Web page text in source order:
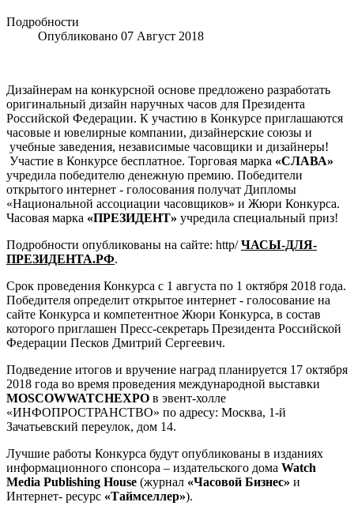
Подробности
Опубликовано 07 Август 2018
Дизайнерам на конкурсной основе предложено разработать
оригинальный дизайн наручных часов для Президента
Российской Федерации. К участию в Конкурсе приглашаются
часовые и ювелирные компании, дизайнерские союзы и
учебные заведения, независимые часовщики и дизайнеры!
Участие в Конкурсе бесплатное. Торговая марка «СЛАВА»
учредила победителю денежную премию. Победители
открытого интернет - голосования получат Дипломы
«Национальной ассоциации часовщиков» и Жюри Конкурса.
Часовая марка «ПРЕЗИДЕНТ» учредила специальный приз!
Подробности опубликованы на сайте: http/ЧАСЫ-ДЛЯ-
ПРЕЗИДЕНТА.РФ.
Срок проведения Конкурса с 1 августа по 1 октября 2018 года.
Победителя определит открытое интернет - голосование на
сайте Конкурса и компетентное Жюри Конкурса, в состав
которого приглашен Пресс-секретарь Президента Российской
Федерации Песков Дмитрий Сергеевич.
Подведение итогов и вручение наград планируется 17 октября
2018 года во время проведения международной выставки
MOSCOWWATCHEXPO в эвент-холле
«ИНФОПРОСТРАНСТВО» по адресу: Москва, 1-й
Зачатьевский переулок, дом 14.
Лучшие работы Конкурса будут опубликованы в изданиях
информационного спонсора – издательского дома Watch
Media Publishing House (журнал «Часовой Бизнес» и
Интернет- ресурс «Таймселлер»).